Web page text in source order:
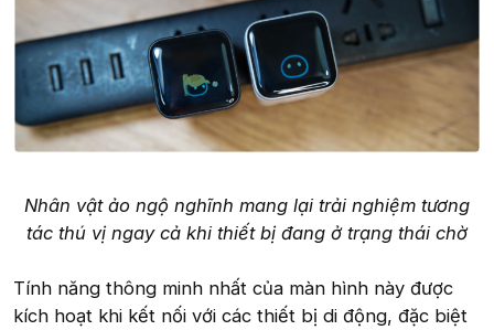
Nhân vật ảo ngộ nghĩnh mang lại trải nghiệm tương
tác thú vị ngay cả khi thiết bị đang ở trạng thái chờ
Tính năng thông minh nhất của màn hình này được
kích hoạt khi kết nối với các thiết bị di động, đặc biệt